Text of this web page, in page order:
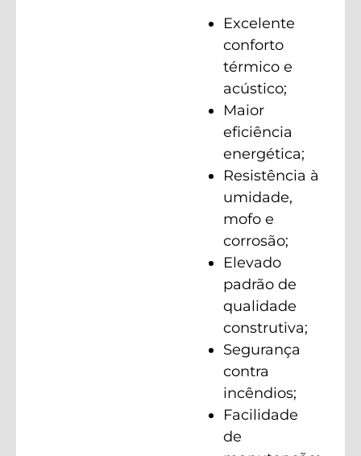
Excelente
conforto
térmico e
acústico;
Maior
eficiência
energética;
Resistência à
umidade,
mofo e
corrosão;
Elevado
padrão de
qualidade
construtiva;
Segurança
contra
incêndios;
Facilidade
de